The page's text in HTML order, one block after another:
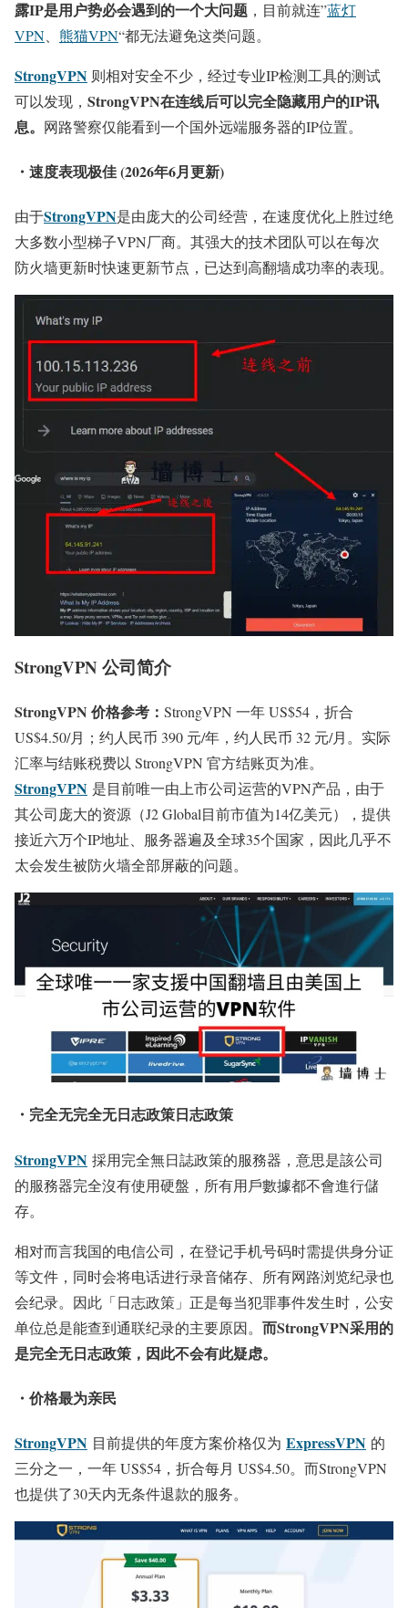
露IP是用户势必会遇到的一个大问题 ，目前就连”蓝灯
VPN
熊猫VPN“都无法避免这类问题。
StrongVPN 则相对安全不少，经过专业IP检测工具的测试
可以发现， StrongVPN在连线后可以完全隐藏用户的IP讯
息。 网路警察仅能看到一个国外远端服务器的IP位置。
・速度表现极佳 (2026年6月更新)
由于StrongVPN是由庞大的公司经营，在速度优化上胜过绝
大多数小型梯子VPN厂商。其强大的技术团队可以在每次
防火墙更新时快速更新节点，已达到高翻墙成功率的表现。
StrongVPN 公司简介
StrongVPN 价格参考： StrongVPN 一年 US$54，折合
US$4.50/月；约人民币 390 元/年，约人民币 32 元/月。实际
汇率与结账税费以 StrongVPN 官方结账页为准。
StrongVPN 是目前唯一由上市公司运营的VPN产品，由于
其公司庞大的资源（J2 Global目前市值为14亿美元），提供
接近六万个IP地址、服务器遍及全球35个国家，因此几乎不
太会发生被防火墙全部屏蔽的问题。
・完全无完全无日志政策日志政策
StrongVPN 採用完全無日誌政策的服務器，意思是該公司
的服務器完全沒有使用硬盤，所有用戶數據都不會進行儲
存。
相对而言我国的电信公司，在登记手机号码时需提供身分证
等文件，同时会将电话进行录音储存、所有网路浏览纪录也
会纪录。因此「日志政策」正是每当犯罪事件发生时，公安
单位总是能查到通联纪录的主要原因。 而StrongVPN采用的
是完全无日志政策，因此不会有此疑虑。
・价格最为亲民
StrongVPN 目前提供的年度方案价格仅为 ExpressVPN 的
三分之一，一年 US$54，折合每月 US$4.50。而StrongVPN
也提供了30天内无条件退款的服务。